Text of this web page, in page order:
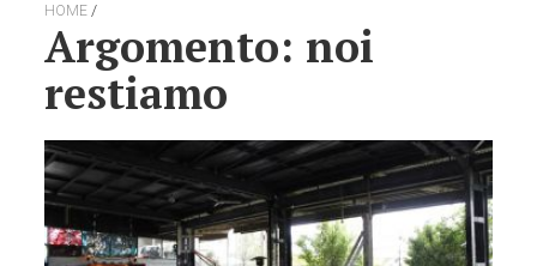
HOME /
Argomento: noi
restiamo